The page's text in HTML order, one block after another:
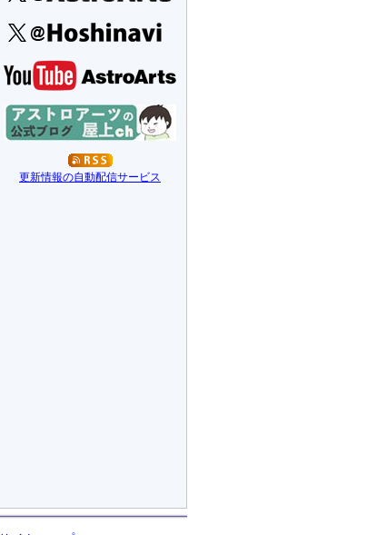
更新情報の自動配信サービス